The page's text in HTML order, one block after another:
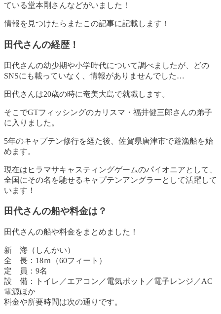
ている堂本剛さんなどがいました！
情報を見つけたらまたこの記事に記載します！
田代さんの経歴！
田代さんの幼少期や小学時代について調べましたが、どの
SNSにも載っていなく、情報がありませんでした…
田代さんは20歳の時に奄美大島で就職します。
そこでGTフィッシングのカリスマ・福井健三郎さんの弟子
に入りました。
5年のキャプテン修行を経た後、佐賀県唐津市で遊漁船を始
めます。
現在はヒラマサキャスティングゲームのパイオニアとして、
全国にその名を馳せるキャプテンアングラーとして活躍して
います！
田代さんの船や料金は？
田代さんの船や料金をまとめました！
新 海（しんかい）
全 長：18ｍ（60フィート）
定 員：9名
設 備：トイレ／エアコン／電気ポット／電子レンジ／AC
電源ほか
料金や所要時間は次の通りです。